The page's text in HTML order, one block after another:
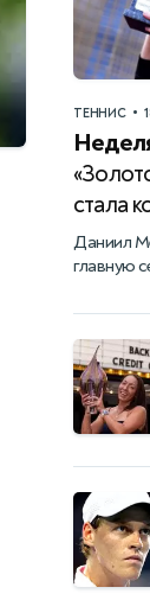
ТЕННИС •
стала
Даниил
главную